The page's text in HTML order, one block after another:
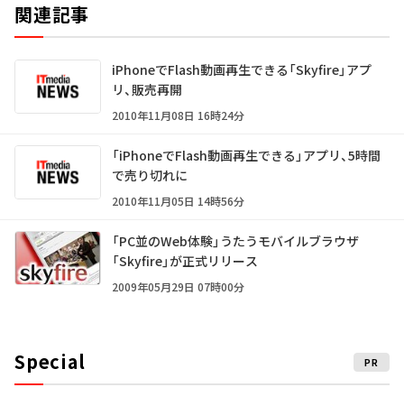
関連記事
iPhoneでFlash動画再生できる「Skyfire」アプ
リ、販売再開
2010年11月08日 16時24分
「iPhoneでFlash動画再生できる」アプリ、5時間
で売り切れに
2010年11月05日 14時56分
「PC並のWeb体験」うたうモバイルブラウザ
「Skyfire」が正式リリース
2009年05月29日 07時00分
Special PR